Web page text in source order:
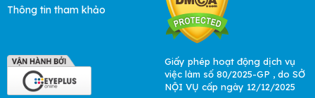
Thông tin tham khảo
Giấy phép hoạt động dịch vụ
việc làm số 80/2025-GP , do SỞ
NỘI VỤ cấp ngày 12/12/2025